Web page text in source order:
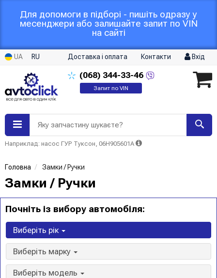
Для допомоги в підборі - пишіть одразу у
месенджери або залишайте запит по VIN
на сайті
UA RU Доставка і оплата Контакти Вхід
(068) 344-33-46
Запит по VIN
Яку запчастину шукаєте?
Наприклад: насос ГУР Туксон, 06H905601A
Головна Замки / Ручки
Замки / Ручки
Почніть із вибору автомобіля:
Виберіть рік
Виберіть марку
Виберіть модель